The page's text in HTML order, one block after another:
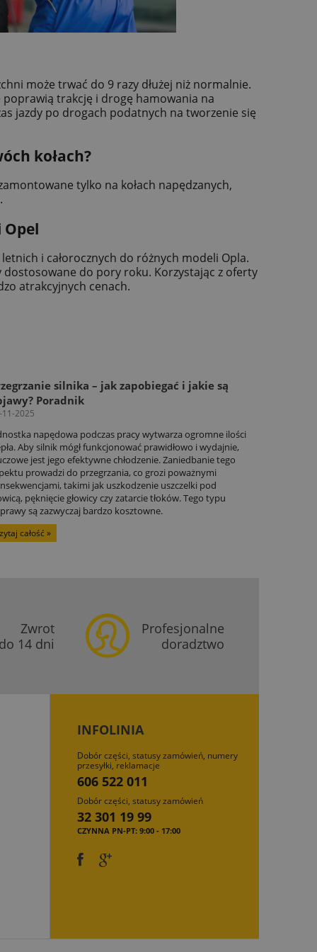
może trwać do 9 razy dłużej niż normalnie.
poprawią trakcję i drogę hamowania na
jazdy po drogach podatnych na tworzenie się
kołach?
tylko na kołach napędzanych,
letnich i całorocznych do różnych modeli Opla.
do pory roku. Korzystając z oferty
atrakcyjnych cenach.
silnika – jak zapobiegać i jakie są
Poradnik
2025
napędowa podczas pracy wytwarza ogromne ilości
Aby silnik mógł funkcjonować prawidłowo i wydajnie,
jest jego efektywne chłodzenie. Zaniedbanie tego
prowadzi do przegrzania, co grozi poważnymi
takimi jak uszkodzenie uszczelki pod
pęknięcie głowicy czy zatarcie tłoków. Tego typu
są zazwyczaj bardzo kosztowne.
całość »
Zwrot
do 14 dni
Profesjonalne
doradztwo
INFOLINIA
Dobór części, statusy zamówień, numery
przesyłki, reklamacje
606 522 011
Dobór części, statusy zamówień
32 301 19 99
CZYNNA PN-PT: 9:00 - 17:00